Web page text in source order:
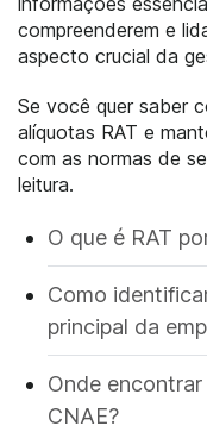
compreenderem e
aspecto crucial da
Se você quer saber
alíquotas RAT e
com as normas de
leitura.
O que é RAT
Como
principal da
Onde
CNAE?